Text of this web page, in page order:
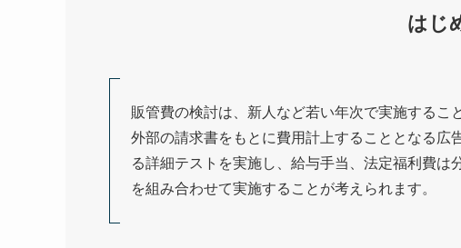
はじ
販管費の検討は、新人など若い年次で実施するこ
外部の請求書をもとに費用計上することとなる広
る詳細テストを実施し、給与手当、法定福利費
を組み合わせて実施することが考えられます。